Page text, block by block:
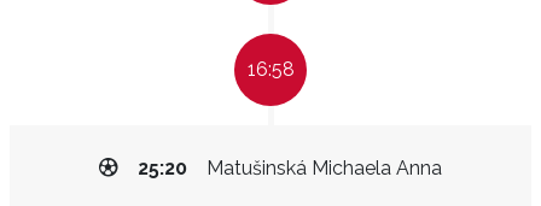
16:58
Matušinská Michaela Anna
25:20